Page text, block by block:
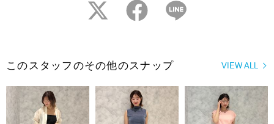
twitter facebook
VIEW ALL
このスタッフのその他のスナップ